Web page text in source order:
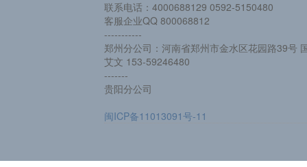
联系电话：4000688129 0592-5150480
客服企业QQ 800068812
-----------
郑州分公司：河南省郑州市金水区花园路39号
艾文 153-59246480
-------
贵阳分公司
闽ICP备11013091号-11